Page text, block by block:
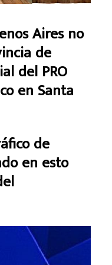
Aires no
de
del PRO
en Santa
de
en esto